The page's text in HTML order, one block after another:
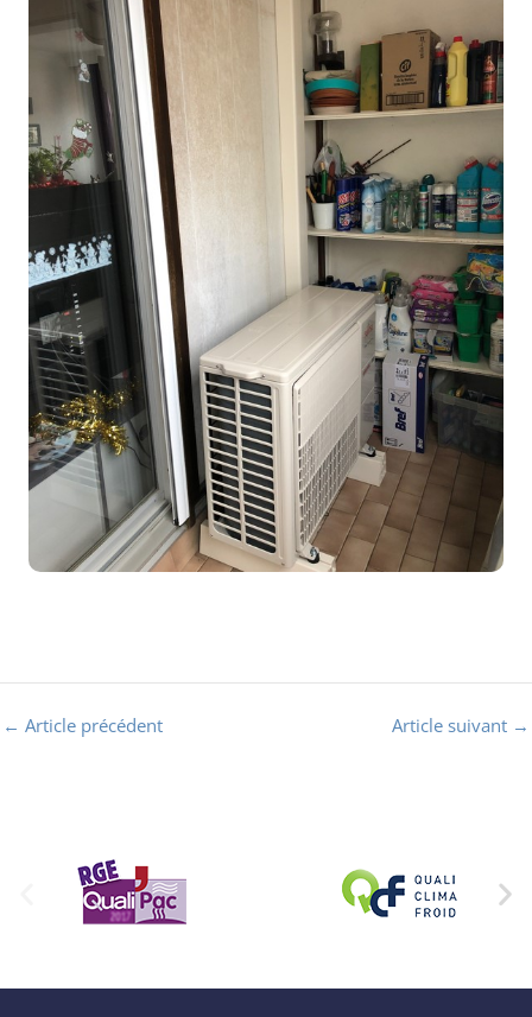
← Article précédent Article suivant →